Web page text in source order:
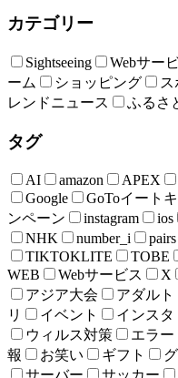
カテゴリー
Sightseeing Webサー
ーム
ショッピング
レンドニュース
ふるさ
タグ
AI amazon APEX
Google
GoToイート
ンペーン
instagram ios
NHK
number_i pairs
TIKTOKLITE
TOBE
WEB
Webサービス X
アジア大会
アダルト
リ
イベント インスタ
ウィルス対策
エラー
報
お笑い ギフト